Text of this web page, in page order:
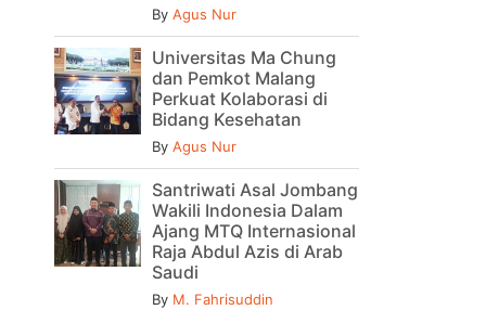
By Agus Nur
Universitas Ma Chung
dan Pemkot Malang
Perkuat Kolaborasi di
Bidang Kesehatan
By Agus Nur
Santriwati Asal Jombang
Wakili Indonesia Dalam
Ajang MTQ Internasional
Raja Abdul Azis di Arab
Saudi
By M. Fahrisuddin